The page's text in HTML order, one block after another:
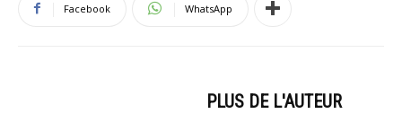
Facebook WhatsApp
PLUS DE L'AUTEUR